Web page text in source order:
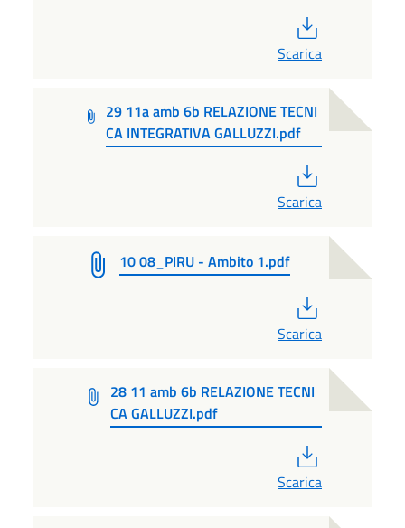
Scarica
29 11a amb 6b RELAZIONE TECNI
CA INTEGRATIVA GALLUZZI.pdf
Scarica
10 08_PIRU - Ambito 1.pdf
Scarica
28 11 amb 6b RELAZIONE TECNI
CA GALLUZZI.pdf
Scarica